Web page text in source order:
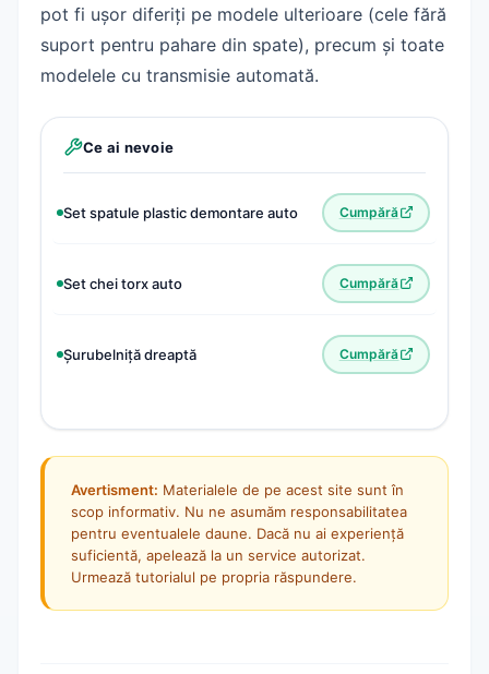
Demontare torpedou
Vezi și
pot fi ușor diferiți pe modele ulterioare (cele fără
suport pentru pahare din spate), precum și toate
modelele cu transmisie automată.
Ce ai nevoie
Set spatule plastic demontare auto Cumpără
Set chei torx auto Cumpără
Șurubelniță dreaptă Cumpără
Avertisment: Materialele de pe acest site sunt în
scop informativ. Nu ne asumăm responsabilitatea
pentru eventualele daune. Dacă nu ai experiență
suficientă, apelează la un service autorizat.
Urmează tutorialul pe propria răspundere.